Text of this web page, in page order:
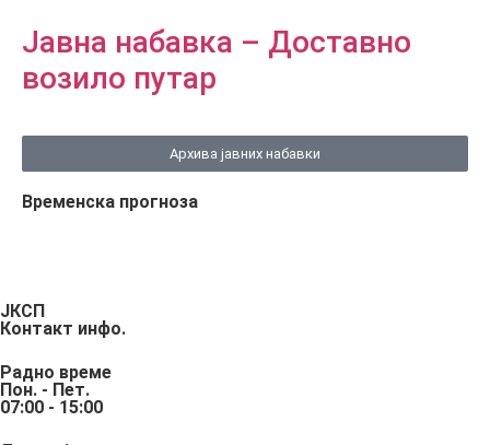
Јавна набавка – Доставно
возило путар
Архива јавних набавки
Временска прогноза
ЈКСП
Контакт инфо.
Радно време
Пон. - Пет.
07:00 - 15:00